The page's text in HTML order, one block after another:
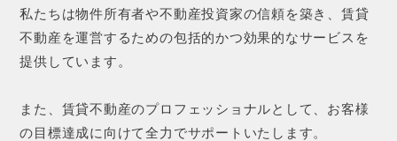
私たちは物件所有者や不動産投資家の信頼を築き、賃貸
不動産を運営するための包括的かつ効果的なサービスを
提供しています。
また、賃貸不動産のプロフェッショナルとして、お客様
の目標達成に向けて全力でサポートいたします。